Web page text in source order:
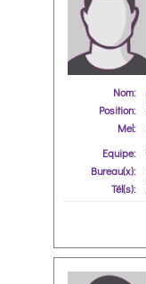
Nom:
Position:
Mel:
Equipe:
Bureau(x):
Tél(s):